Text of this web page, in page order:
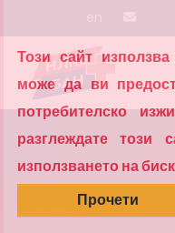
Този сайт
може да ви
потребителско
разглеждате този
използването на
Прочети